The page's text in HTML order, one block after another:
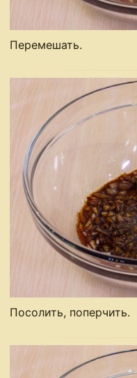
Перемешать.
Посолить, поперчить.